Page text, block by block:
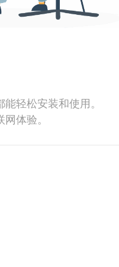
轻松安装和使用。
体验。